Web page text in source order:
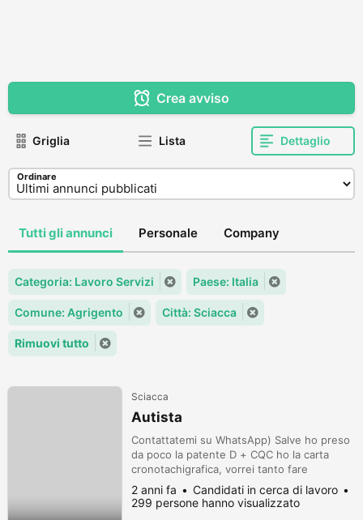
Crea avviso
Griglia Lista Dettaglio
Ordinare
Tutti gli annunci Personale Company
Categoria: Lavoro Servizi Paese: Italia
Comune: Agrigento Città: Sciacca
Rimuovi tutto
Sciacca
Autista
Contattatemi su WhatsApp) Salve ho preso
da poco la patente D + CQC ho la carta
cronotachigrafica, vorrei tanto fare
esperienza, ho bisogno di un piccolo
alloggio, sono un ragazzo serio,
responsabile, me la cavo con l'inglese, mi
2 anni fa
Candidati in cerca di lavoro
299 persone hanno visualizzato